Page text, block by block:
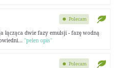
dwie fazy emulsji - fazę wodną
"pełen opis"
Polecam
Polecam